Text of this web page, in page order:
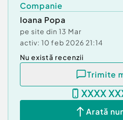
Spatiul este ideal pentru
productie , tipografie ,
fiind situat in oras si avand
variate mijloace de transport
Suprafaţă totală: 350 m²
An finalizare construcție:
Vitrină: 2.0 m
Stadiu construcţie:Finalizat
Înălţime spaţiu: 4.3 m
Companie
Ioana Popa
pe site din 13 Mar
activ: 10 feb 2026 21:14
Nu există recenzii
Trimite
XXXX
Arată